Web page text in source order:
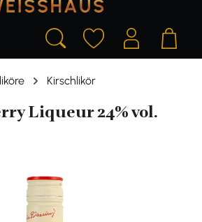
Kirschlikör
Liqueur 24% vol.